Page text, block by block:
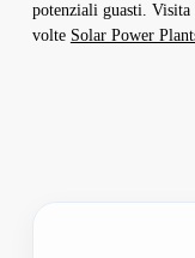
potenziali guasti. Visita
volte Solar Power